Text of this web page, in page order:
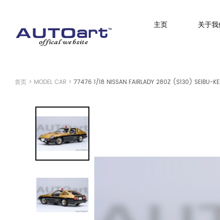
简体中文
CNY(人民币元)
主页 关于我
首页 > MODEL CAR > 77476 1/18 NISSAN FAIRLADY 280Z (S130) SEIBU-